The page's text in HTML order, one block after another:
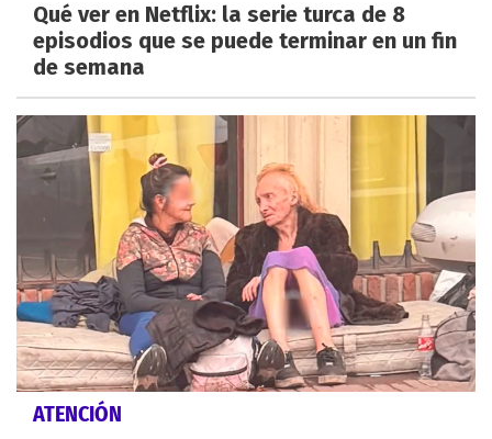
Qué ver en Netflix: la serie turca de 8
episodios que se puede terminar en un fin
de semana
ATENCIÓN